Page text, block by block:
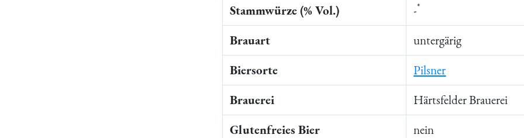
Stammwürze (% Vol.) -*
Brauart
untergärig
Biersorte
Pilsner
Brauerei
Härtsfelder Brauerei
Glutenfreies Bier
nein